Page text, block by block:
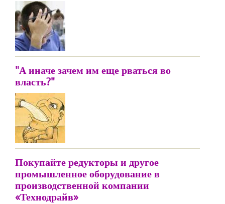
"А иначе зачем им еще рваться во
власть?"
Покупайте редукторы и другое
промышленное оборудование в
производственной компании
«Технодрайв»